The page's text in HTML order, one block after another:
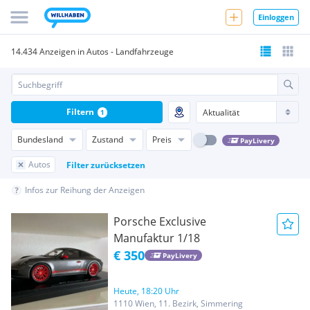
Einloggen
14.434 Anzeigen in Autos - Landfahrzeuge
Bundesland Zustand Preis PayLivery
Autos Filter zurücksetzen
Filtern 1
Infos zur Reihung der Anzeigen
Porsche Exclusive
Manufaktur 1/18
€ 350 PayLivery
Heute, 18:20 Uhr
1110 Wien, 11. Bezirk, Simmering